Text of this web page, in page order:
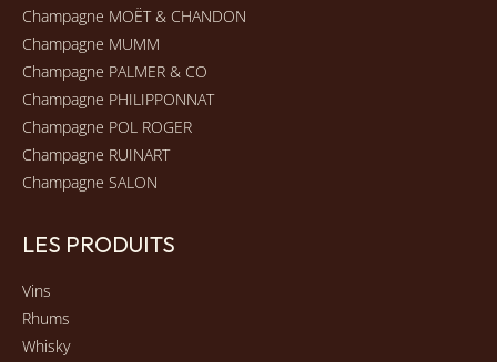
Champagne MOËT & CHANDON
Champagne MUMM
Champagne PALMER & CO
Champagne PHILIPPONNAT
Champagne POL ROGER
Champagne RUINART
Champagne SALON
LES PRODUITS
Vins
Rhums
Whisky